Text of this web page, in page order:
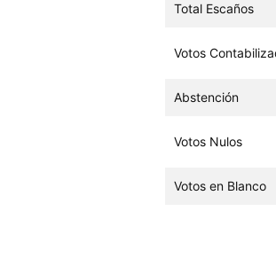
Total Escaños
Votos
Abstención
Votos Nulos
Votos en Blanco